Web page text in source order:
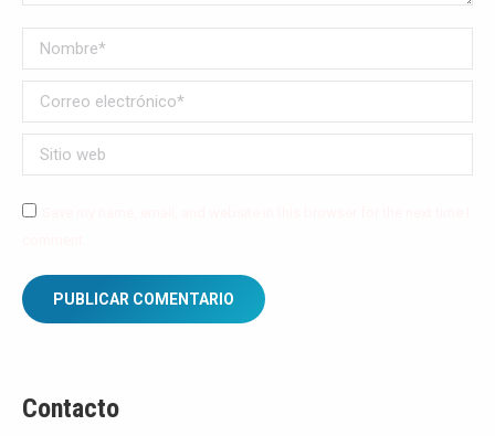
Nombre *
Correo electrónico *
Sitio web
PUBLICAR COMENTARIO
Contacto